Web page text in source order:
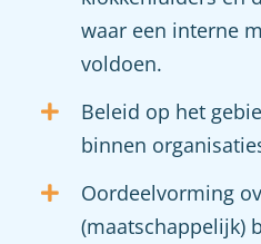
waar een interne
voldoen.
Beleid op het
binnen
Oordeelvorming
(maatschappelijk)